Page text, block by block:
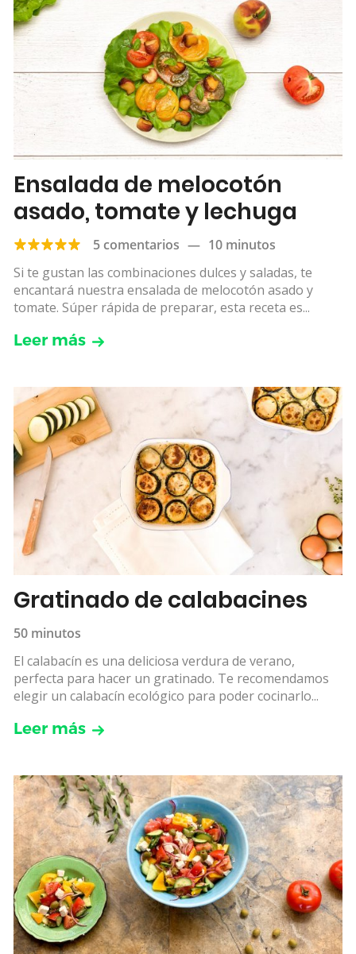
Ensalada de melocotón
asado, tomate y lechuga
5 comentarios — 10 minutos
Si te gustan las combinaciones dulces y saladas, te
encantará nuestra ensalada de melocotón asado y
tomate. Súper rápida de preparar, esta receta es...
Leer más
Gratinado de calabacines
50 minutos
El calabacín es una deliciosa verdura de verano,
perfecta para hacer un gratinado. Te recomendamos
elegir un calabacín ecológico para poder cocinarlo...
Leer más